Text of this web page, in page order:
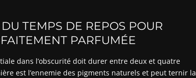
TEMPS DE REPOS POUR
PARFUMÉE
dans l’obscurité doit durer entre deux et quatre
est l’ennemie des pigments naturels et peut ternir la